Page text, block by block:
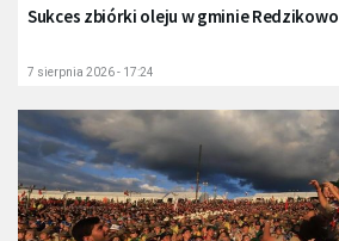
Sukces zbiórki oleju w gminie Redzikowo
7 sierpnia 2026 - 17:24